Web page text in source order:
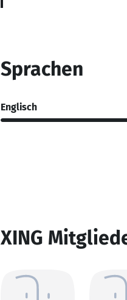
Sprachen
Englisch
XING